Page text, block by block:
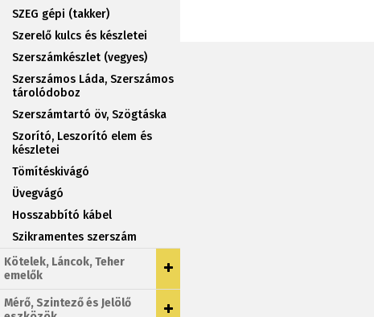
SZEG gépi (takker)
Szerelő kulcs és készletei
Szerszámkészlet (vegyes)
Szerszámos Láda, Szerszámos
tárolódoboz
Szerszámtartó öv, Szögtáska
Szorító, Leszorító elem és
készletei
Tömítéskivágó
Üvegvágó
Hosszabbító kábel
Szikramentes szerszám
Kötelek, Láncok, Teher
emelők
Mérő, Szintező és Jelölő